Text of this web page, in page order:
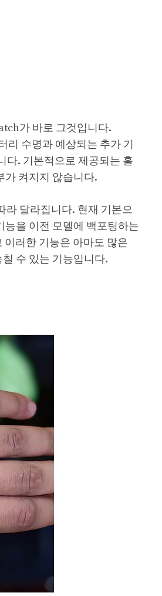
가 바로 그것입니다.
리 수명과 예상되는 추가 기
다. 기본적으로 제공되는 훌
가 켜지지 않습니다.
라 달라집니다. 현재 기본으
능을 이전 모델에 백포팅하는
러한 기능은 아마도 많은
수 있는 기능입니다.